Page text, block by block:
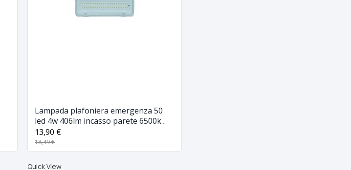
Lampada plafoniera emergenza 50
led 4w 406lm incasso parete 6500k
ip40
13,90 €
18,49 €
Quick View